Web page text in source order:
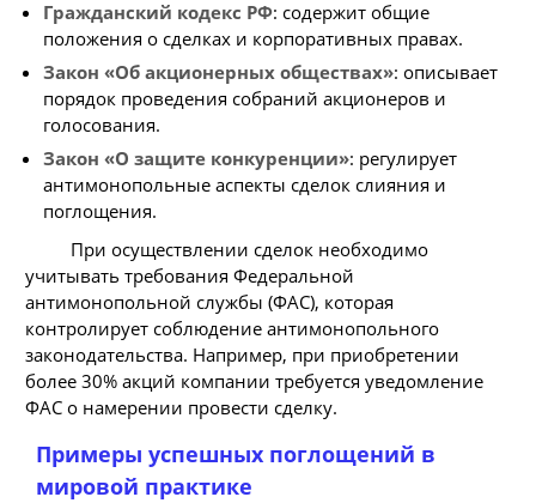
Гражданский кодекс РФ: содержит общие
положения о сделках и корпоративных правах.
Закон «Об акционерных обществах»: описывает
порядок проведения собраний акционеров и
голосования.
Закон «О защите конкуренции»: регулирует
антимонопольные аспекты сделок слияния и
поглощения.
При осуществлении сделок необходимо
учитывать требования Федеральной
антимонопольной службы (ФАС), которая
контролирует соблюдение антимонопольного
законодательства. Например, при приобретении
более 30% акций компании требуется уведомление
ФАС о намерении провести сделку.
Примеры успешных поглощений в
мировой практике